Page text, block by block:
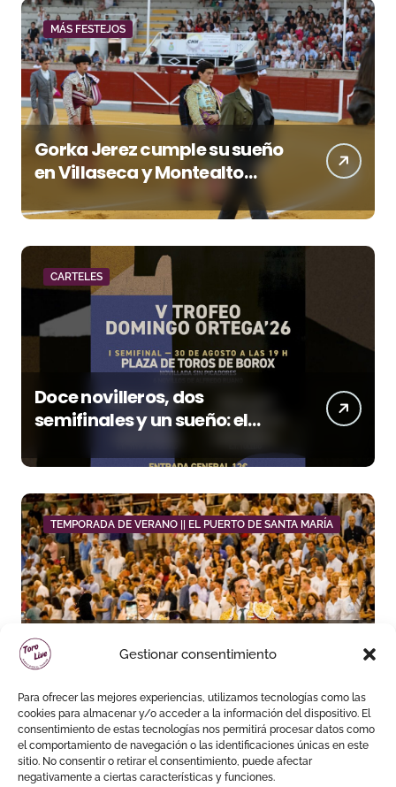
Gestionar consentimiento
Para ofrecer las mejores experiencias, utilizamos tecnologías como las
cookies para almacenar y/o acceder a la información del dispositivo. El
consentimiento de estas tecnologías nos permitirá procesar datos como
el comportamiento de navegación o las identificaciones únicas en este
sitio. No consentir o retirar el consentimiento, puede afectar
negativamente a ciertas características y funciones.
MÁS FESTEJOS
Gorka Jerez cumple su sueño
en Villaseca y Montealto
firma una tarde para el
recuerdo
CARTELES
Doce novilleros, dos
semifinales y un sueño: el
fase decisiva
TEMPORADA DE VERANO || EL PUERTO DE SANTA MARÍA
David de Miranda sale a
hombros y Borja Jiménez
firma la faena de mayor
impacto en El Puerto